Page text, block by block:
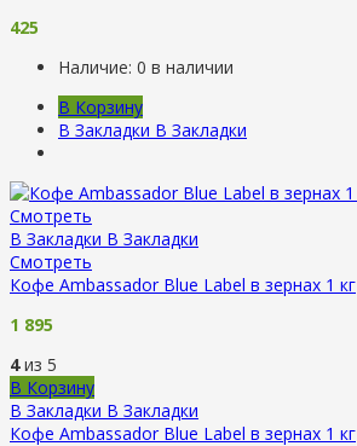
425
Наличие: 0 в наличии
В Корзину
В Закладки В Закладки
Смотреть
В Закладки В Закладки
Смотреть
Кофе Ambassador Blue Label в зернах 1 кг
1 895
4из 5
В Корзину
В Закладки В Закладки
Кофе Ambassador Blue Label в зернах 1 кг